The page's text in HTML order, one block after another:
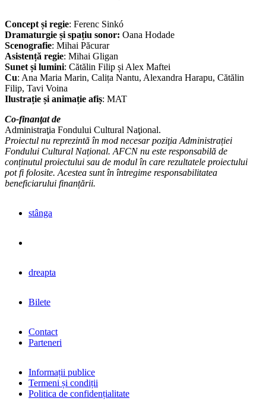
Concept și regie: Ferenc Sinkó
Dramaturgie și spațiu sonor: Oana Hodade
Scenografie: Mihai Păcurar
Asistență regie: Mihai Gligan
Sunet și lumini: Cătălin Filip și Alex Maftei
Cu: Ana Maria Marin, Calița Nantu, Alexandra Harapu, Cătălin
Filip, Tavi Voina
Ilustrație și animație afiș: MAT
Co-finanţat de
Administraţia Fondului Cultural Naţional.
Proiectul nu reprezintă în mod necesar poziţia Administrației
Fondului Cultural Național. AFCN nu este responsabilă de
conținutul proiectului sau de modul în care rezultatele proiectului
pot fi folosite. Acestea sunt în întregime responsabilitatea
beneficiarului finanțării.
stânga
dreapta
Bilete
Contact
Parteneri
Informații publice
Termeni și condiții
Politica de confidențialitate